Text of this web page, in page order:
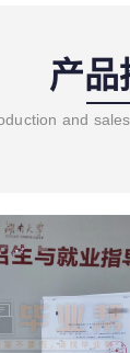
产品
and